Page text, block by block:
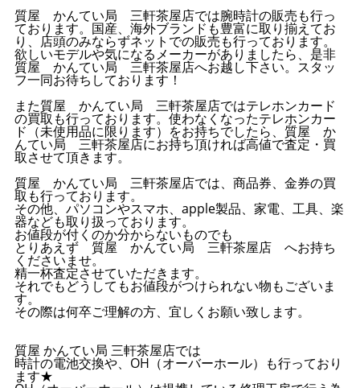
質屋 かんてい局 三軒茶屋店では腕時計の販売も行っ
ております。国産、海外ブランドも豊富に取り揃えてお
り、店頭のみならずネットでの販売も行っております。
欲しいモデルや気になるメーカーがありましたら、是非
質屋 かんてい局 三軒茶屋店へお越し下さい。スタッ
フ一同お待ちしております！
また質屋 かんてい局 三軒茶屋店ではテレホンカード
の買取も行っております。使わなくなったテレホンカー
ド（未使用品に限ります）をお持ちでしたら、質屋 か
んてい局 三軒茶屋店にお持ち頂ければ高値で査定・買
取させて頂きます。
質屋 かんてい局 三軒茶屋店では、商品券、金券の買
取も行っております。
その他、パソコンやスマホ、apple製品、家電、工具、楽
器なども取り扱っております。
お値段が付くのか分からないものでも
とりあえず 質屋 かんてい局 三軒茶屋店 へお持ち
くださいませ。
精一杯査定させていただきます。
それでもどうしてもお値段がつけられない物もございま
す。
その際は何卒ご理解の方、宜しくお願い致します。
質屋 かんてい局 三軒茶屋店では
時計の電池交換や、OH（オーバーホール）も行っており
ます★